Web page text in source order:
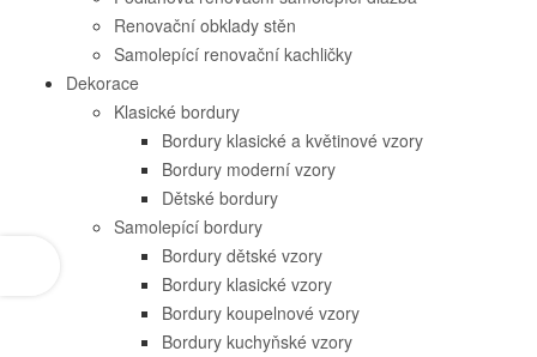
Renovační obklady stěn
Samolepící renovační kachličky
Dekorace
Klasické bordury
Bordury klasické a květinové vzory
Bordury moderní vzory
Dětské bordury
Samolepící bordury
Bordury dětské vzory
Bordury klasické vzory
Bordury koupelnové vzory
Bordury kuchyňské vzory